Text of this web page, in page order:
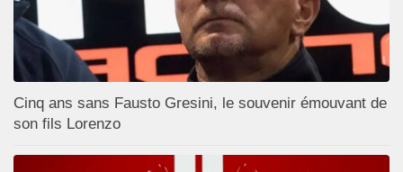
Cinq ans sans Fausto Gresini, le souvenir émouvant de
son fils Lorenzo